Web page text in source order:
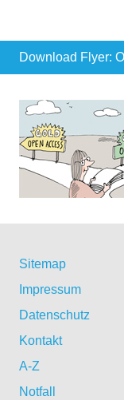
Download Flyer:
Sitemap
Impressum
Datenschutz
Kontakt
A-Z
Notfall